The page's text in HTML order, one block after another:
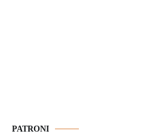
PATRONI